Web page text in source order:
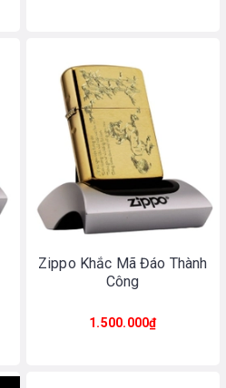
Zippo Khắc Mã Đáo Thành
Công
1.500.000₫